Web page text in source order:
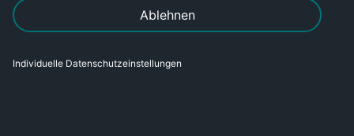
Zerspanungsmechaniker (m/w/d)
in Schleusingen
Individuelle Datenschutzeinstellungen
Ablehnen